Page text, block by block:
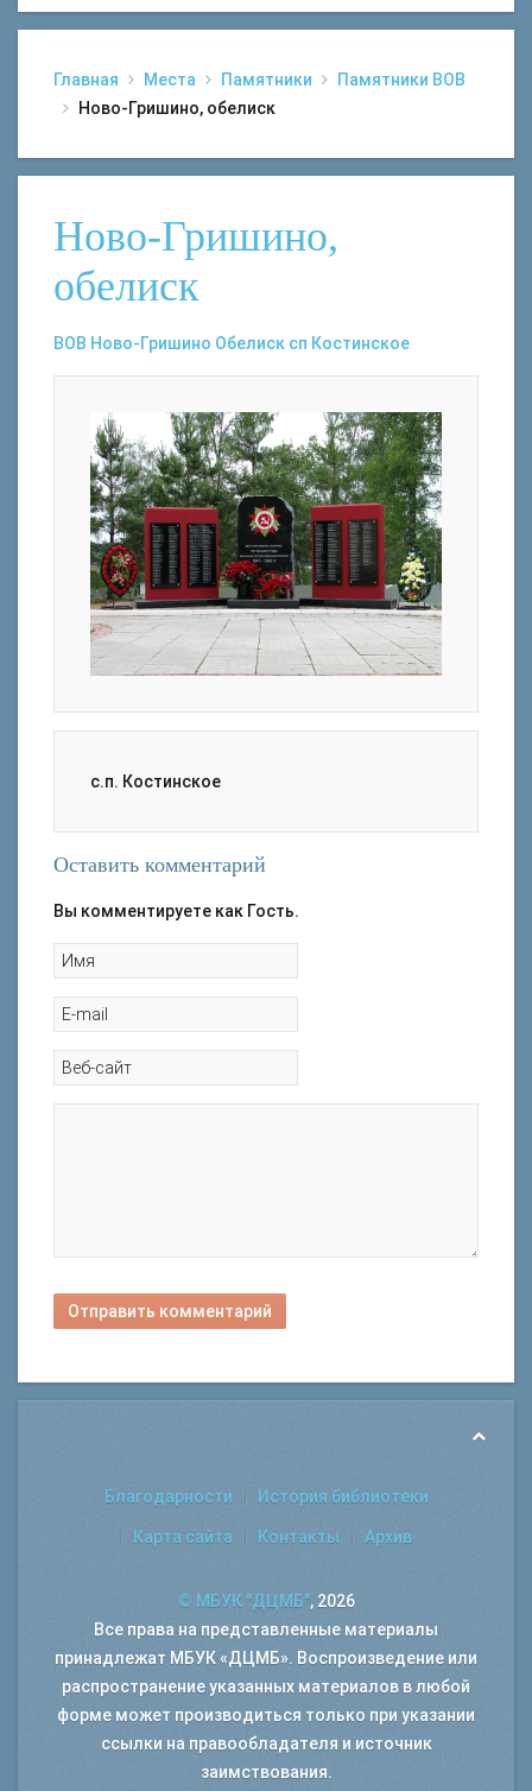
Главная Места Памятники
Памятники ВОВ
Ново-Гришино, обелиск
Ново-Гришино,
обелиск
ВОВ Ново-Гришино Обелиск сп Костинское
с.п. Костинское
Оставить комментарий
Вы комментируете как Гость.
Отправить комментарий
Благодарности История библиотеки
Карта сайта Контакты Архив
© МБУК "ДЦМБ", 2026
Все права на представленные материалы
принадлежат МБУК «ДЦМБ». Воспроизведение или
распространение указанных материалов в любой
форме может производиться только при указании
ссылки на правообладателя и источник
заимствования.